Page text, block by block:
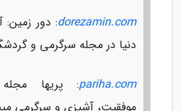
dorezamin.com: دور زمین:
دنیا در مجله سرگرمی و
pariha.com: پریها
موفقیت، آشپزی و سرگرمی